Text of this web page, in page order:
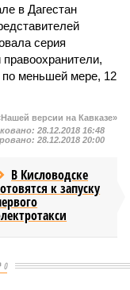
в Дагестан
серия
по меньшей мере, 12
версии на Кавказе»
28.12.2018 16:48
28.12.2018 20:00
В Кисловодске
к запуску
0